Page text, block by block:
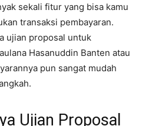
sekali fitur yang bisa kamu
transaksi pembayaran.
ujian proposal untuk
Hasanuddin Banten atau
pun sangat mudah
Ujian Proposal